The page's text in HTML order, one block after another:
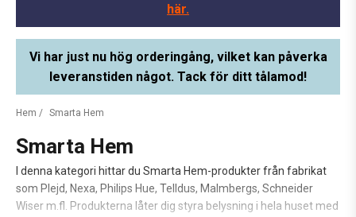
här.
Vi har just nu hög orderingång, vilket kan påverka
leveranstiden något. Tack för ditt tålamod!
Hem / Smarta Hem
Smarta Hem
I denna kategori hittar du Smarta Hem-produkter från fabrikat
som Plejd, Nexa, Philips Hue, Telldus, Malmbergs, Schneider
Wiser m.fl. Produkterna låter dig styra belysning i hela huset med